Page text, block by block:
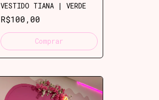
VESTIDO TIANA | VERDE
R$100,00
Comprar